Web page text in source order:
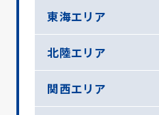
東海エリア
北陸エリア
関西エリア